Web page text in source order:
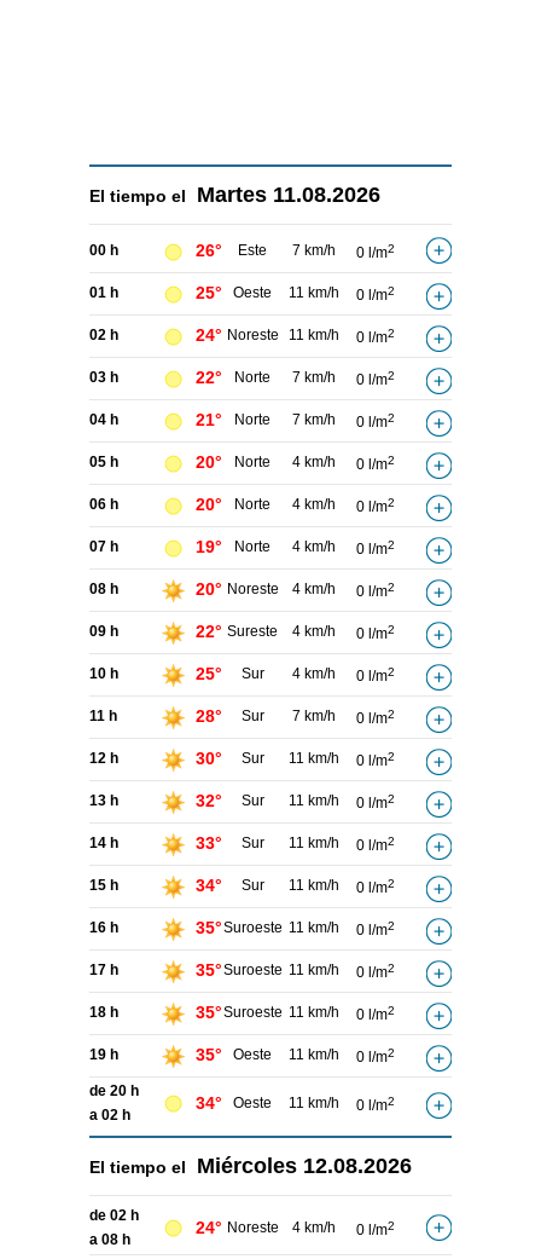
El tiempo el Martes 11.08.2026
00 h 26° Este 7 km/h 0 l/m2
01 h 25° Oeste 11 km/h 0 l/m2
02 h 24° Noreste 11 km/h 0 l/m2
03 h 22° Norte 7 km/h 0 l/m2
04 h 21° Norte 7 km/h 0 l/m2
05 h 20° Norte 4 km/h 0 l/m2
06 h 20° Norte 4 km/h 0 l/m2
07 h 19° Norte 4 km/h 0 l/m2
08 h 20° Noreste 4 km/h 0 l/m2
09 h 22° Sureste 4 km/h 0 l/m2
10 h 25° Sur 4 km/h 0 l/m2
11 h 28° Sur 7 km/h 0 l/m2
12 h 30° Sur 11 km/h 0 l/m2
13 h 32° Sur 11 km/h 0 l/m2
14 h 33° Sur 11 km/h 0 l/m2
15 h 34° Sur 11 km/h 0 l/m2
16 h 35°Suroeste 11 km/h 0 l/m2
17 h 35°Suroeste 11 km/h 0 l/m2
18 h 35°Suroeste 11 km/h 0 l/m2
19 h 35° Oeste 11 km/h 0 l/m2
de 20 h
a 02 h
34° Oeste 11 km/h 0 l/m2
El tiempo el Miércoles 12.08.2026
de 02 h
a 08 h
24° Noreste 4 km/h 0 l/m2